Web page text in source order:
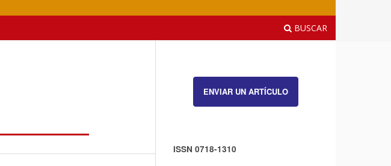
BUSCAR
ENVIAR UN ARTÍCULO
ISSN 0718-1310